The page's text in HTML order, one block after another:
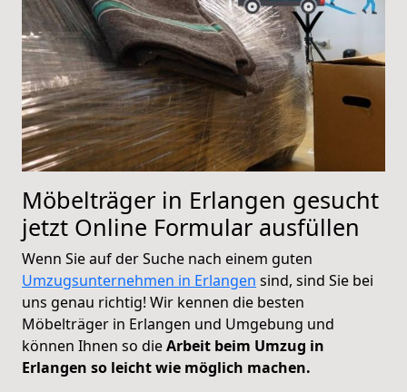
Möbelträger in Erlangen gesucht
jetzt Online Formular ausfüllen
Wenn Sie auf der Suche nach einem guten
Umzugsunternehmen in Erlangen sind, sind Sie bei
uns genau richtig! Wir kennen die besten
Möbelträger in Erlangen und Umgebung und
können Ihnen so dieArbeit beim Umzug in
Erlangen so leicht wie möglich machen.